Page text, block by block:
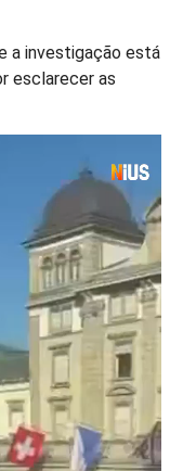
a investigação está
esclarecer as